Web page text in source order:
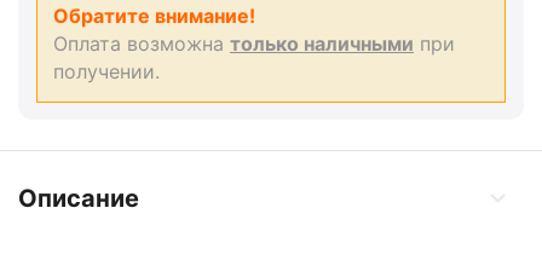
Обратите внимание!
Оплата возможна только наличными при
получении.
Описание